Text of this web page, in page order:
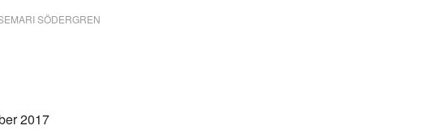
SÖDERGREN
2017